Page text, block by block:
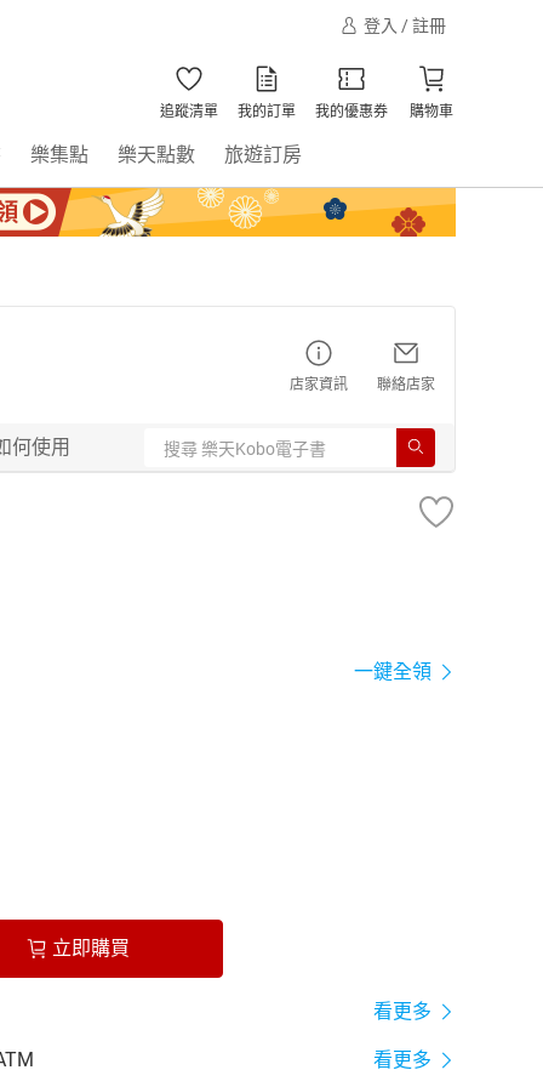
登入 / 註冊
追蹤清單 我的訂單 我的優惠券 購物車
樂集點 樂天點數 旅遊訂房
店家資訊 聯絡店家
何使用
一鍵全領
立即購買
看更多
看更多